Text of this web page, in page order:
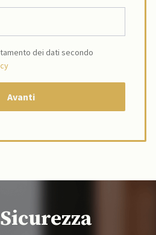
dei dati secondo